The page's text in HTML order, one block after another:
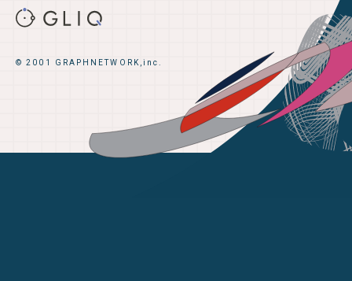
© 2001 GRAPHNETWORK,inc.